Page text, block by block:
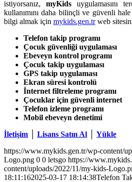
istiyorsanız, myKidsuygulamasını
kullanımını daha bilinçli ve güvenli
bilgi almak için mykids.gen.trweb
Telefon takip programı
Çocuk güvenliği uygulaması
Ebeveyn kontrol programı
Çocuk takip uygulaması
GPS takip uygulaması
Ekran süresi kontrolü
İnternet filtreleme programı
Çocuklar için güvenli internet
Telefon izleme programı
Mobil ebeveyn denetimi
İletişim
Lisans Satın Al
Yükle
https://www.mykids.gen.tr/wp-content/
Logo.png 0 0 letsgo https://
content/uploads/2022/11/my-kids-
18:11:162025-03-17 18:14:38Telefon